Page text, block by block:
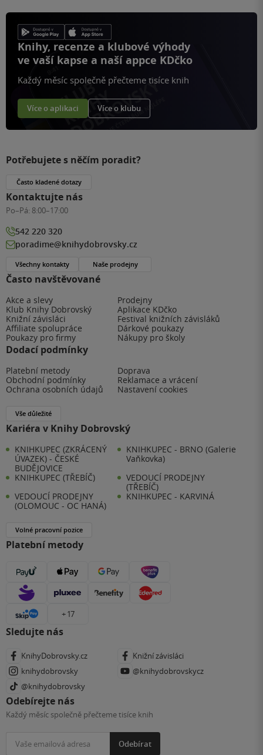
Knihy, recenze a klubové výhody
ve vaší kapse a naší appce KDčko
Každý měsíc společně přečteme tisíce knih
Více o aplikaci Více o klubu
Často navštěvované
Akce a slevy
Prodejny
Klub Knihy Dobrovský
Aplikace KDčko
Knižní závisláci
Festival knižních závisláků
Affiliate spolupráce
Dárkové poukazy
Poukazy pro firmy
Nákupy pro školy
Dodací podmínky
Platební metody
Doprava
Obchodní podmínky
Reklamace a vrácení
Ochrana osobních údajů
Nastavení cookies
Vše důležité
Kariéra v Knihy Dobrovský
KNIHKUPEC (ZKRÁCENÝ
ÚVAZEK) - ČESKÉ
BUDĚJOVICE
KNIHKUPEC - BRNO (Galerie
Vaňkovka)
KNIHKUPEC (TŘEBÍČ)
VEDOUCÍ PRODEJNY
(TŘEBÍČ)
VEDOUCÍ PRODEJNY
(OLOMOUC - OC HANÁ)
KNIHKUPEC - KARVINÁ
Volné pracovní pozice
Platební metody
+ 17
Sledujte nás
KnihyDobrovsky.cz
Knižní závisláci
knihydobrovsky
@knihydobrovskycz
@knihydobrovsky
Odebírejte nás
Každý měsíc společně přečteme tisíce knih
Odebírat
Potřebujete s něčím poradit?
Často kladené dotazy
Kontaktujte nás
Po–Pá: 8:00–17:00
542 220 320
poradime@knihydobrovsky.cz
Všechny kontakty Naše prodejny